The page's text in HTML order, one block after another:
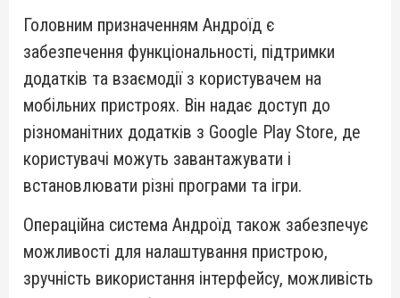
Головним призначенням Андроїд є
забезпечення функціональності, підтримки
додатків та взаємодії з користувачем на
мобільних пристроях. Він надає доступ до
різноманітних додатків з Google Play Store, де
користувачі можуть завантажувати і
встановлювати різні програми та ігри.
Операційна система Андроїд також забезпечує
можливості для налаштування пристрою,
зручність використання інтерфейсу, можливість